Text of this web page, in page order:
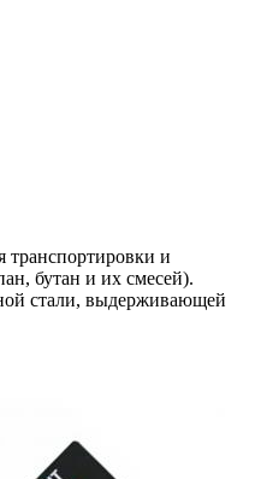
транспортировки и
бутан и их смесей).
стали, выдерживающей